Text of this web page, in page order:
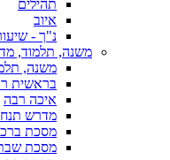
תהילים
איוב
נ"ך -
משנה, תלמוד,
משנה,
בראשית
איכה רבה
מדרש
מסכת
מסכת